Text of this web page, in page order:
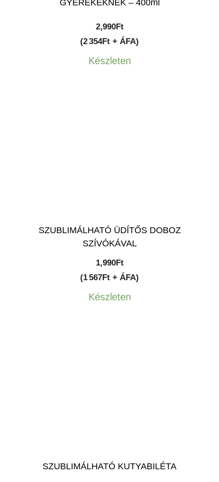
GYEREKEKNEK – 400ml
2,990Ft
(2 354Ft + ÁFA)
Készleten
SZUBLIMÁLHATÓ ÜDÍTŐS DOBOZ
SZÍVÓKÁVAL
1,990Ft
(1 567Ft + ÁFA)
Készleten
SZUBLIMÁLHATÓ KUTYABILÉTA